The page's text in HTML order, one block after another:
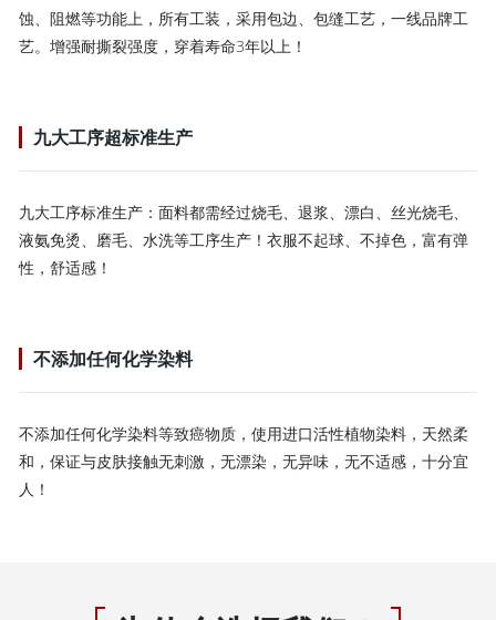
蚀、阻燃等功能上，所有工装，采用包边、包缝工艺，一线品牌工
艺。增强耐撕裂强度，穿着寿命3年以上！
九大工序超标准生产
九大工序标准生产：面料都需经过烧毛、退浆、漂白、丝光烧毛、
液氨免烫、磨毛、水洗等工序生产！衣服不起球、不掉色，富有弹
性，舒适感！
不添加任何化学染料
不添加任何化学染料等致癌物质，使用进口活性植物染料，天然柔
和，保证与皮肤接触无刺激，无漂染，无异味，无不适感，十分宜
人！